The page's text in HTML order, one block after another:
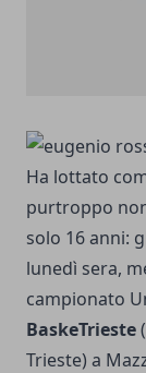
Ha lottato
purtroppo
solo 16 anni:
lunedì sera,
campionato
BaskeTrieste
Trieste) a